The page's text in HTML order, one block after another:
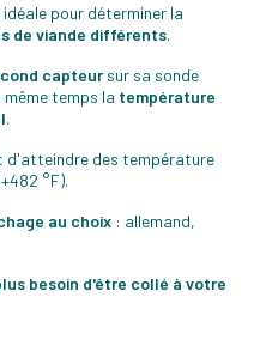
pour déterminer la
de viande différents.
capteursur sa sonde
temps la température
.
d'atteindre des température
°F).
au choix : allemand,
besoin d'être collé à votre